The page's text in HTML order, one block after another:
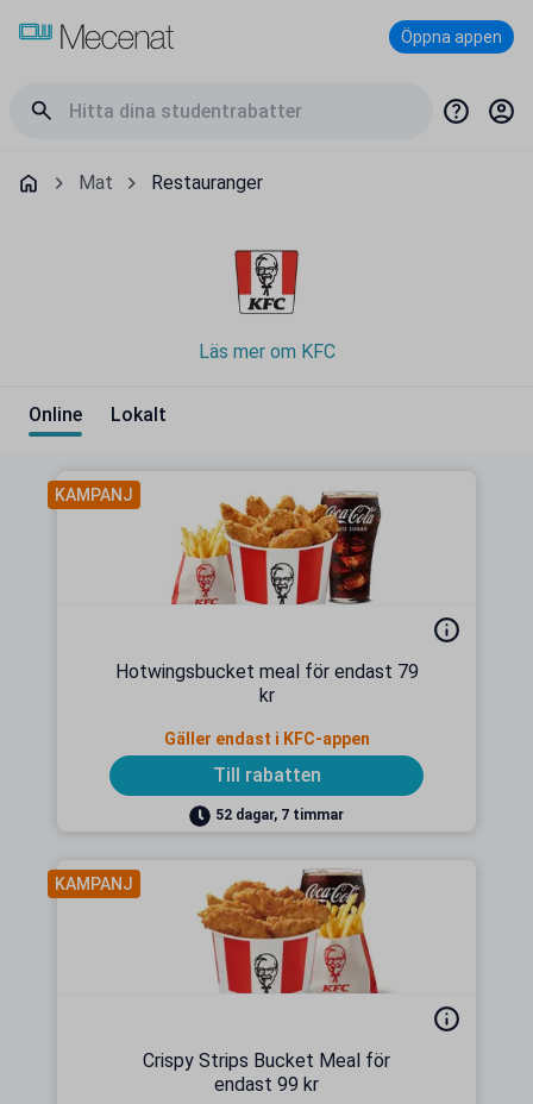
Öppna appen
Mat Restauranger
Läs mer om KFC
Online Lokalt
KAMPANJ
Hotwingsbucket meal för endast 79
kr
Gäller endast i KFC-appen
Till rabatten
52 dagar, 7 timmar
KAMPANJ
Crispy Strips Bucket Meal för
endast 99 kr